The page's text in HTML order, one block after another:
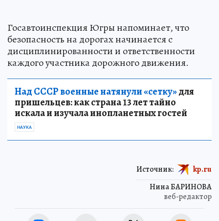
Госавтоинспекция Югры напоминает, что
безопасность на дорогах начинается с
дисциплинированности и ответственности
каждого участника дорожного движения.
Над СССР военные натянули «сетку»для
пришельцев: как страна 13 лет тайно
искала и изучала инопланетных гостей
НАУКА
Нина БАРИНОВА
веб-редактор
Источник: kp.ru